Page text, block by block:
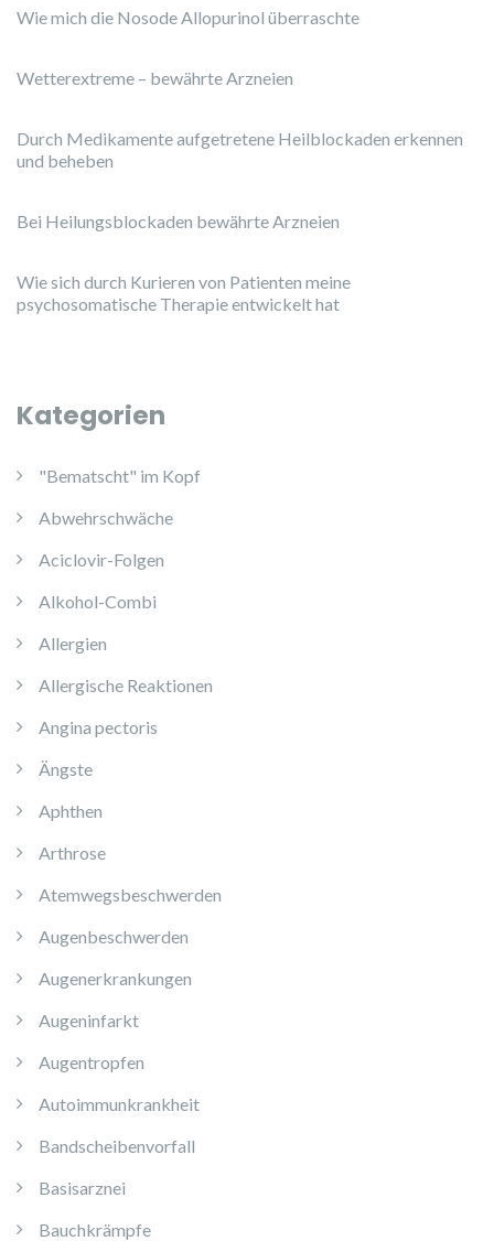
Wie mich die Nosode Allopurinol überraschte
Wetterextreme – bewährte Arzneien
Durch Medikamente aufgetretene Heilblockaden erkennen
und beheben
Bei Heilungsblockaden bewährte Arzneien
Wie sich durch Kurieren von Patienten meine
psychosomatische Therapie entwickelt hat
Kategorien
"Bematscht" im Kopf
Abwehrschwäche
Aciclovir-Folgen
Alkohol-Combi
Allergien
Allergische Reaktionen
Angina pectoris
Ängste
Aphthen
Arthrose
Atemwegsbeschwerden
Augenbeschwerden
Augenerkrankungen
Augeninfarkt
Augentropfen
Autoimmunkrankheit
Bandscheibenvorfall
Basisarznei
Bauchkrämpfe